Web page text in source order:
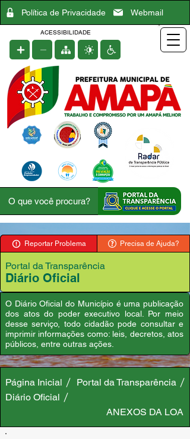
Política de Privacidade Webmail
ACESSIBILIDADE
Reportar Problema Precisa de Ajuda?
Portal da Transparência
Diário Oficial
O Diário Oficial do Município é uma publicação
dos atos do poder executivo local. Por meio
desse serviço, todo cidadão pode consultar e
imprimir informações como: leis, decretos, atos
públicos, entre outras ações.
Página Inicial
Portal da Transparência
Diário Oficial
ANEXOS DA LOA